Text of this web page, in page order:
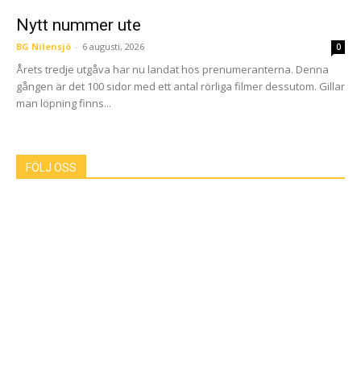
Nytt nummer ute
BG Nilensjö - 6 augusti, 2026 0
Årets tredje utgåva har nu landat hos prenumeranterna. Denna
gången är det 100 sidor med ett antal rörliga filmer dessutom. Gillar
man löpning finns...
FÖLJ OSS